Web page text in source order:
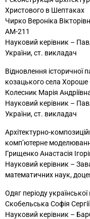
Христового в Шептаках
Чирко Вероніка
АМ-211
Науковий керівник –
України, ст. викладач
Відновлення історичної
козацького села Хороше
Колесник Марія
Науковий керівник –
України, ст. викладач
Архітектурно-
комп’ютерне
Грищенко Анастасія
Науковий керівник –
математичних наук,
Одяг періоду
Скобельська Софія
Науковий керівник –